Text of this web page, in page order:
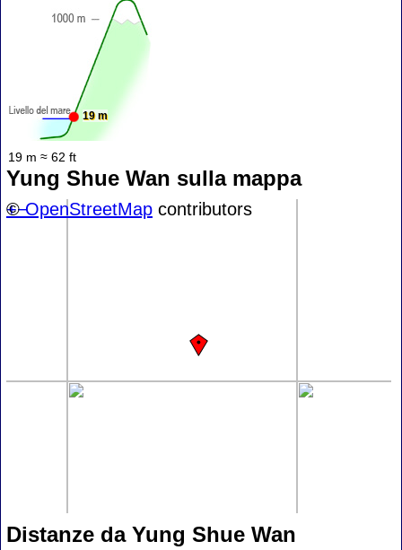
19 m
19 m ≈ 62 ft
Yung Shue Wan sulla mappa
+−
©OpenStreetMap contributors
Distanze da Yung Shue Wan